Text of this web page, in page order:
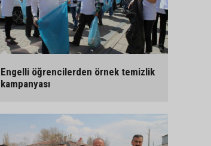
Engelli öğrencilerden örnek temizlik
kampanyası